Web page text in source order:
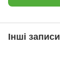
Інші записи